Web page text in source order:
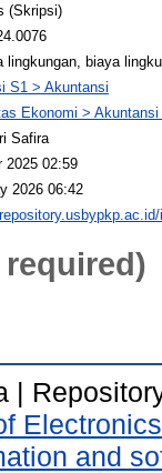
(Skripsi)
lingkungan, biaya
S1 > Akuntansi
Ekonomi > Akuntansi
Safira
2025 02:59
2026 06:42
|
and